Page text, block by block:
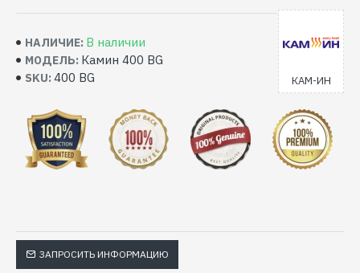
НАЛИЧИЕ: В наличии
МОДЕЛЬ: Камин 400 BG
SKU: 400 BG КАМ-ИН
ЗАПРОСИТЬ ИНФОРМАЦИЮ